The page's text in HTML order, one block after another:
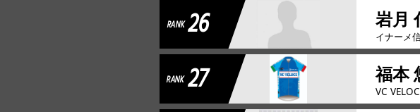
RANK 26 岩月
イナーメ
RANK 27 福本
VC